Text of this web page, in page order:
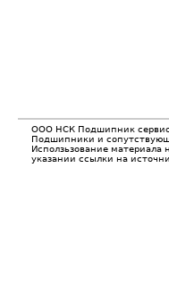
ООО НСК Подшипник сервис
Подшипники и
Исползьзование материала
указании ссылки на